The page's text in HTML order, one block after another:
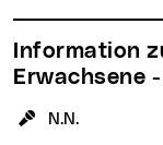
Erwachsene -
KursleiterIn:
N.N.